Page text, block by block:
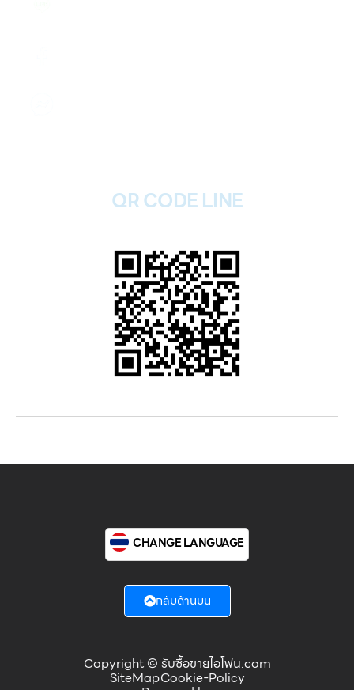
QR CODE LINE
Copyright © รับซื้อขายไอโฟน.com
SiteMapCookie-Policy
CHANGE LANGUAGE
กลับด้านบน